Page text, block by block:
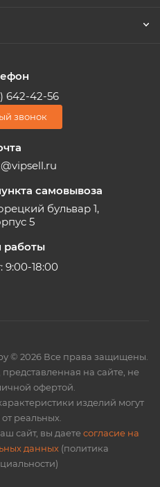
642-42-56
звонок
самовывоза
бульвар 1,
5
работы
9:00-18:00
© 2026 Все права защищены.
на сайте, не
офертой.
изделий могут
от реальных.
сайт, вы даетесогласие на
данных (политика